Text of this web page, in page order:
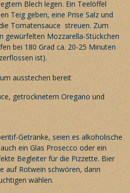
Blech legen. Ein Teelöffel
Teig geben, eine Prise Salz und
Tomatensauce streuen. Zum
gewürfelten Mozzarella-Stückchen
bei 180 Grad ca. 20-25 Minuten
ist).
Getränke, seien es alkoholische
ein Glas Prosecco oder ein
Begleiter für die Pizzette. Bier
auf Rotwein schwören, dann
wählen.